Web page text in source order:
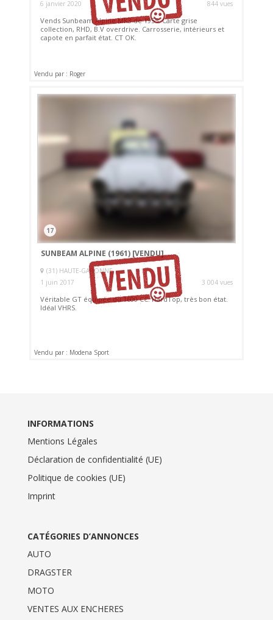
6 janvier 2020 844 vues
Vends Sunbeam Alpine MK3 de 1955. Carte grise
collection, RHD, B.V overdrive. Carrosserie, intérieurs et
capote en parfait état. CT OK.
Vendu par : Roger
17
SUNBEAM ALPINE (1961) [VENDU]
(31) HAUTE-GARONNE
1 juin 2017
3 004 vues
Véritable GT équipée du 1600 CC. HardTop, très bon état.
Idéal VHRS.
Vendu par : Modena Sport
INFORMATIONS
Mentions Légales
Déclaration de confidentialité (UE)
Politique de cookies (UE)
Imprint
CATÉGORIES D’ANNONCES
AUTO
DRAGSTER
MOTO
VENTES AUX ENCHERES